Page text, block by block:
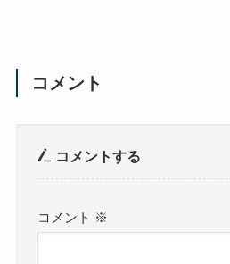
コメント
コメントする
コメント ※